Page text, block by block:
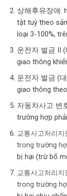
상해후유장애:
tật tuỳ theo
loại 3-100%,
운전자 벌금 II
giao thông
운전자 벌금 (
giao thông
자동차사고 변
trường hợp
교통사고처리
trong trường
bị hại (trừ bố
교통사고처리
trong trường